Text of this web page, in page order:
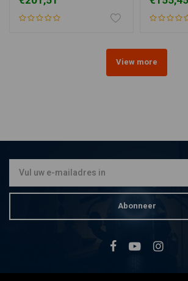
View more
Abonneer